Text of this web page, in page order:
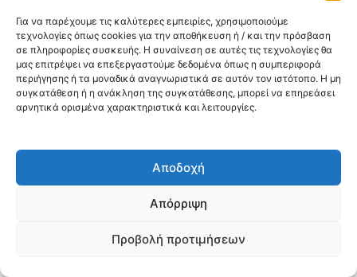
Για να παρέχουμε τις καλύτερες εμπειρίες, χρησιμοποιούμε
τεχνολογίες όπως cookies για την αποθήκευση ή / και την πρόσβαση
σε πληροφορίες συσκευής. Η συναίνεση σε αυτές τις τεχνολογίες θα
μας επιτρέψει να επεξεργαστούμε δεδομένα όπως η συμπεριφορά
περιήγησης ή τα μοναδικά αναγνωριστικά σε αυτόν τον ιστότοπο. Η μη
συγκατάθεση ή η ανάκληση της συγκατάθεσης, μπορεί να επηρεάσει
αρνητικά ορισμένα χαρακτηριστικά και λειτουργίες.
Αποδοχή
Απόρριψη
Προβολή προτιμήσεων